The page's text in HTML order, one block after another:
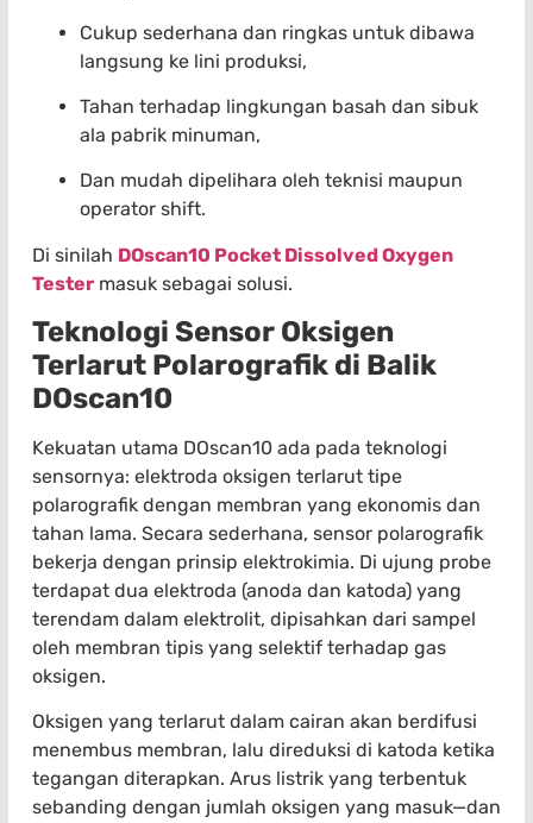
Cukup sederhana dan ringkas untuk dibawa
langsung ke lini produksi,
Tahan terhadap lingkungan basah dan sibuk
ala pabrik minuman,
Dan mudah dipelihara oleh teknisi maupun
operator shift.
Di sinilah DOscan10 Pocket Dissolved Oxygen
Tester masuk sebagai solusi.
Teknologi Sensor Oksigen
Terlarut Polarografik di Balik
DOscan10
Kekuatan utama DOscan10 ada pada teknologi
sensornya: elektroda oksigen terlarut tipe
polarografik dengan membran yang ekonomis dan
tahan lama. Secara sederhana, sensor polarografik
bekerja dengan prinsip elektrokimia. Di ujung probe
terdapat dua elektroda (anoda dan katoda) yang
terendam dalam elektrolit, dipisahkan dari sampel
oleh membran tipis yang selektif terhadap gas
oksigen.
Oksigen yang terlarut dalam cairan akan berdifusi
menembus membran, lalu direduksi di katoda ketika
tegangan diterapkan. Arus listrik yang terbentuk
sebanding dengan jumlah oksigen yang masuk—dan